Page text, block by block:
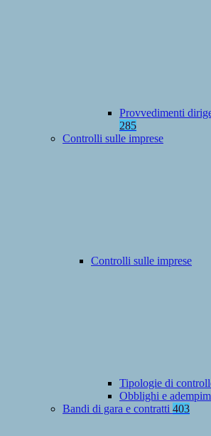
Provvedimenti
285
Controlli sulle imprese
Controlli sulle imprese
Tipologie di
Obblighi e
Bandi di gara e contratti 403